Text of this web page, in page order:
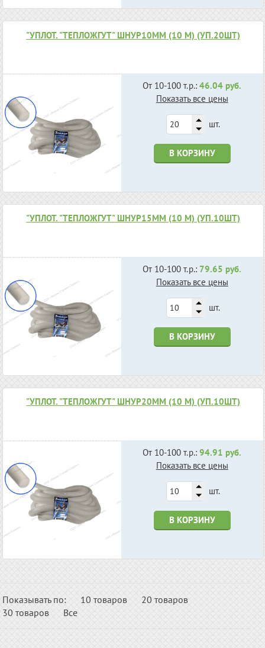
"УПЛОТ. "ТЕПЛОЖГУТ" ШНУР10ММ (10 М) (УП.20ШТ)
От 10-100 т.р.:46.04 руб.
Показать все цены
шт.
В КОРЗИНУ
"УПЛОТ. "ТЕПЛОЖГУТ" ШНУР15ММ (10 М) (УП.10ШТ)
От 10-100 т.р.: 79.65 руб.
Показать все цены
шт.
В КОРЗИНУ
"УПЛОТ. "ТЕПЛОЖГУТ" ШНУР20ММ (10 М) (УП.10ШТ)
От 10-100 т.р.:94.91 руб.
Показать все цены
шт.
В КОРЗИНУ
Показывать по: 10 товаров
20 товаров
30 товаров
Все